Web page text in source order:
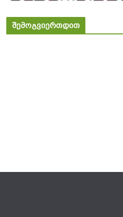
შემოგვიერთდით